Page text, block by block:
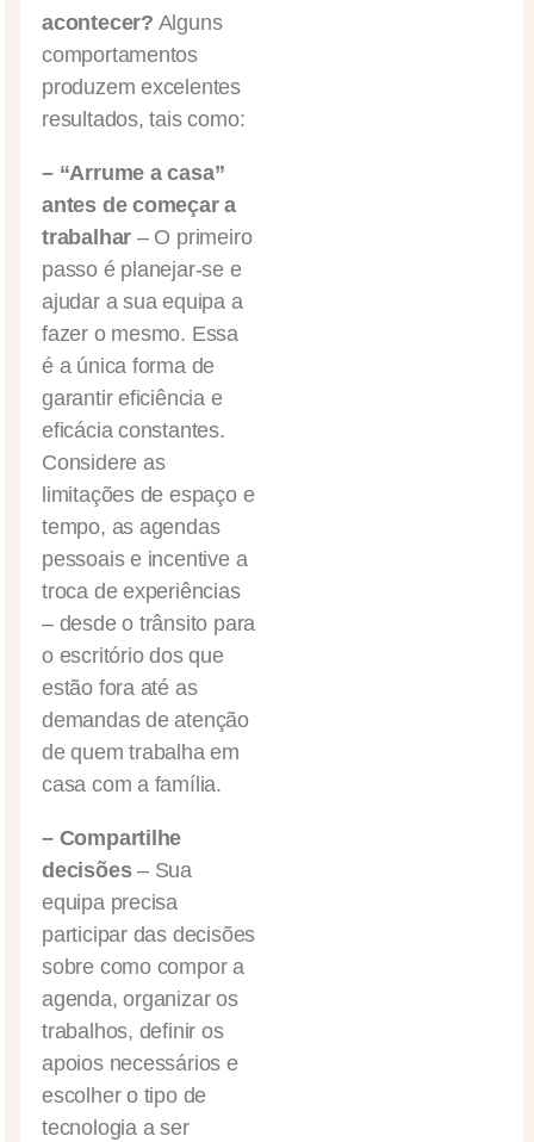
acontecer? Alguns
comportamentos
produzem excelentes
resultados, tais como:
– “Arrume a casa”
antes de começar a
trabalhar – O primeiro
passo é planejar-se e
ajudar a sua equipa a
fazer o mesmo. Essa
é a única forma de
garantir eficiência e
eficácia constantes.
Considere as
limitações de espaço e
tempo, as agendas
pessoais e incentive a
troca de experiências
– desde o trânsito para
o escritório dos que
estão fora até as
demandas de atenção
de quem trabalha em
casa com a família.
– Compartilhe
decisões– Sua
equipa precisa
participar das decisões
sobre como compor a
agenda, organizar os
trabalhos, definir os
apoios necessários e
escolher o tipo de
tecnologia a ser